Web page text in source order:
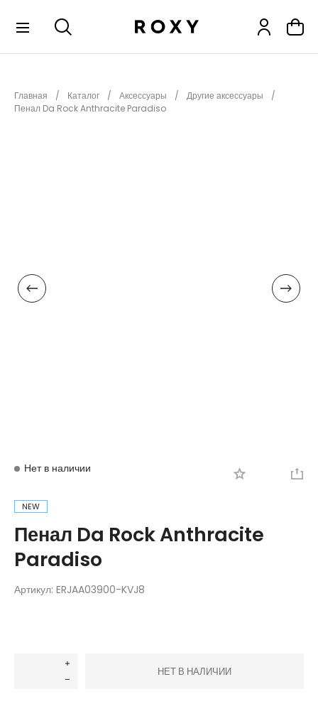
НОВИНКИ
АКСЕССУАРЫ
Главная Каталог Аксессуары
Другие аксессуары
Пенал Da Rock Anthracite Paradiso
Нет в наличии
NEW
Пенал Da Rock Anthracite
Paradiso
Артикул: ERJAA03900-KVJ8
НЕТ В НАЛИЧИИ